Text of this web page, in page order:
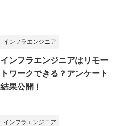
インフラエンジニア
インフラエンジニアはリモー
トワークできる？アンケート
結果公開！
インフラエンジニア